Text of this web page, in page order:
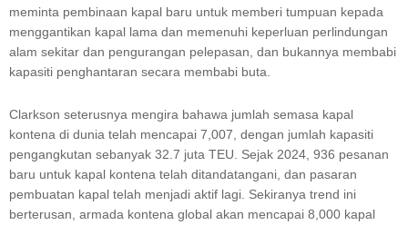
meminta pembinaan kapal baru untuk memberi tumpuan kepada
menggantikan kapal lama dan memenuhi keperluan perlindungan
alam sekitar dan pengurangan pelepasan, dan bukannya membabi
kapasiti penghantaran secara membabi buta.
Clarkson seterusnya mengira bahawa jumlah semasa kapal
kontena di dunia telah mencapai 7,007, dengan jumlah kapasiti
pengangkutan sebanyak 32.7 juta TEU. Sejak 2024, 936 pesanan
baru untuk kapal kontena telah ditandatangani, dan pasaran
pembuatan kapal telah menjadi aktif lagi. Sekiranya trend ini
berterusan, armada kontena global akan mencapai 8,000 kapal